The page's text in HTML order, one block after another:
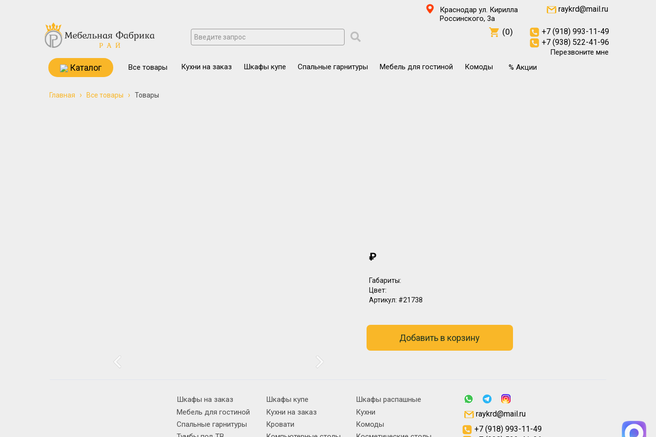
Краснодар ул. Кирилла
Россинского, 3а
raykrd@mail.ru
Перезвоните мне
Кухни на заказ
Шкафы купе Спальные гарнитуры Мебель для гостиной Комоды
Все товары % Акции
Каталог
(0)
+7 (918) 993-11-49
+7 (938) 522-41-96
Главная › Все товары › Товары
₽
Габариты:
Цвет:
Артикул: #21738
Добавить в корзину
Шкафы на заказ Шкафы купе
Шкафы распашные
Мебель для гостиной
Кухни на заказ
Кухни
Спальные гарнитуры
Кровати
Комоды
+7 (918) 993-11-49
raykrd@mail.ru